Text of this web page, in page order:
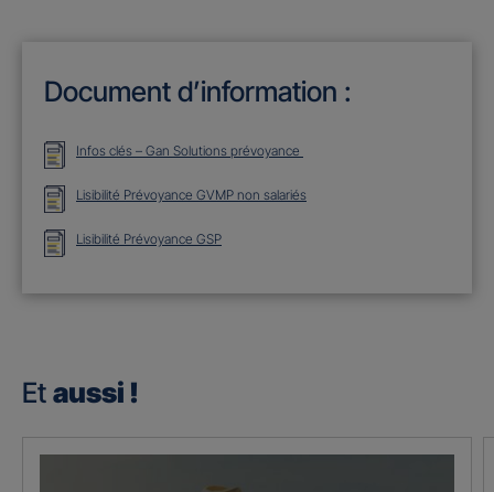
Document d’information :
Infos clés – Gan Solutions prévoyance
Lisibilité Prévoyance GVMP non salariés
Lisibilité Prévoyance GSP
Et aussi !